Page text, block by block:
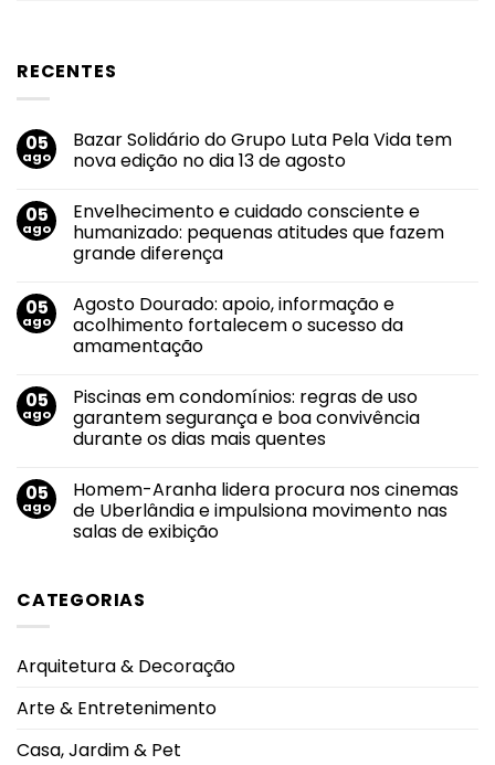
RECENTES
05
ago
Bazar Solidário do Grupo Luta Pela Vida tem
nova edição no dia 13 de agosto
em
Bazar
Solidário
do
Grupo
Pela
Vida
tem
nova
edição
13
de
agosto
05
ago
Envelhecimento e cuidado consciente e
humanizado: pequenas atitudes que fazem
grande diferença
em
Envelhecimento
e
cuidado
humanizado:
pequenas
atitudes
que
fazem
05
ago
Agosto Dourado: apoio, informação e
acolhimento fortalecem o sucesso da
amamentação
em
Agosto
Dourado:
apoio,
acolhimento
fortalecem
o
sucesso
da
05
ago
Piscinas em condomínios: regras de uso
garantem segurança e boa convivência
durante os dias mais quentes
em
Piscinas
em
condomínios:
segurança
durante
os
mais
quentes
05
ago
Homem-Aranha lidera procura nos cinemas
de Uberlândia e impulsiona movimento nas
salas de exibição
Homem-
Aranha
cinemas
e
movimento
nas
CATEGORIAS
Arquitetura & Decoração
Arte & Entretenimento
Casa, Jardim & Pet